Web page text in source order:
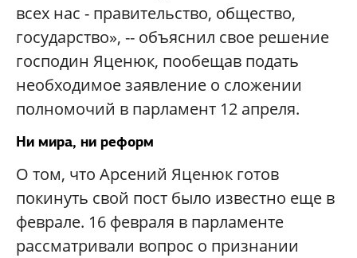
всех нас - правительство, общество,
государство», -- объяснил свое решение
господин Яценюк, пообещав подать
необходимое заявление о сложении
полномочий в парламент 12 апреля.
Ни мира, ни реформ
О том, что Арсений Яценюк готов
покинуть свой пост было известно еще в
феврале. 16 февраля в парламенте
рассматривали вопрос о признании